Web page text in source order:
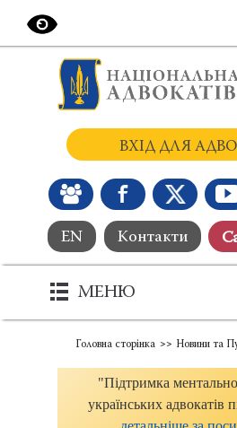
EN Контакти
ВХІД ДЛЯ
МЕНЮ
Головна сторінка Новини та
"Підтримка
українських адвокатів